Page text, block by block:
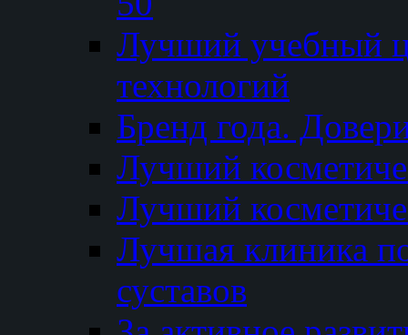
Лучший
технологий
Бренд года.
Лучший
Лучший
Лучшая клиника
суставов